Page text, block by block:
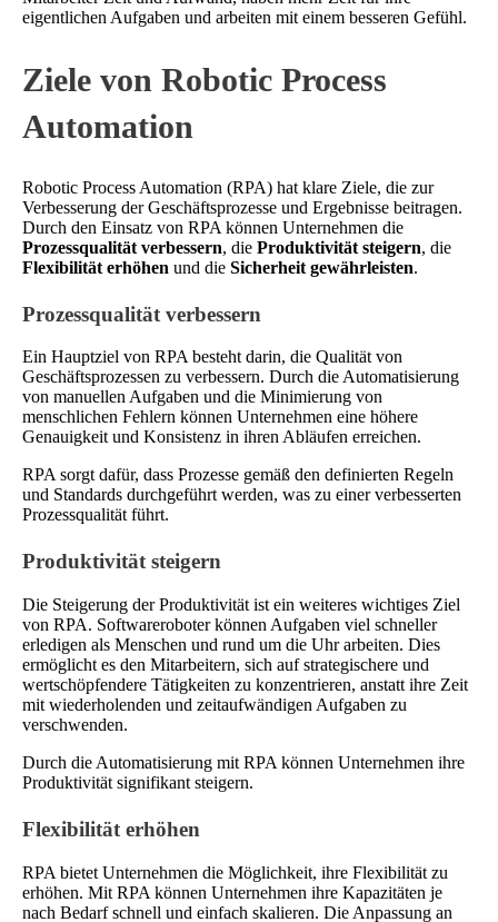
eigentlichen Aufgaben und arbeiten mit einem besseren Gefühl.
Ziele von Robotic Process
Automation
Robotic Process Automation (RPA) hat klare Ziele, die zur
Verbesserung der Geschäftsprozesse und Ergebnisse beitragen.
Durch den Einsatz von RPA können Unternehmen die
Prozessqualität verbessern, die Produktivität steigern, die
Flexibilität erhöhen und die Sicherheit gewährleisten.
Prozessqualität verbessern
Ein Hauptziel von RPA besteht darin, die Qualität von
Geschäftsprozessen zu verbessern. Durch die Automatisierung
von manuellen Aufgaben und die Minimierung von
menschlichen Fehlern können Unternehmen eine höhere
Genauigkeit und Konsistenz in ihren Abläufen erreichen.
RPA sorgt dafür, dass Prozesse gemäß den definierten Regeln
und Standards durchgeführt werden, was zu einer verbesserten
Prozessqualität führt.
Produktivität steigern
Die Steigerung der Produktivität ist ein weiteres wichtiges Ziel
von RPA. Softwareroboter können Aufgaben viel schneller
erledigen als Menschen und rund um die Uhr arbeiten. Dies
ermöglicht es den Mitarbeitern, sich auf strategischere und
wertschöpfendere Tätigkeiten zu konzentrieren, anstatt ihre Zeit
mit wiederholenden und zeitaufwändigen Aufgaben zu
verschwenden.
Durch die Automatisierung mit RPA können Unternehmen ihre
Produktivität signifikant steigern.
Flexibilität erhöhen
RPA bietet Unternehmen die Möglichkeit, ihre Flexibilität zu
erhöhen. Mit RPA können Unternehmen ihre Kapazitäten je
nach Bedarf schnell und einfach skalieren. Die Anpassung an